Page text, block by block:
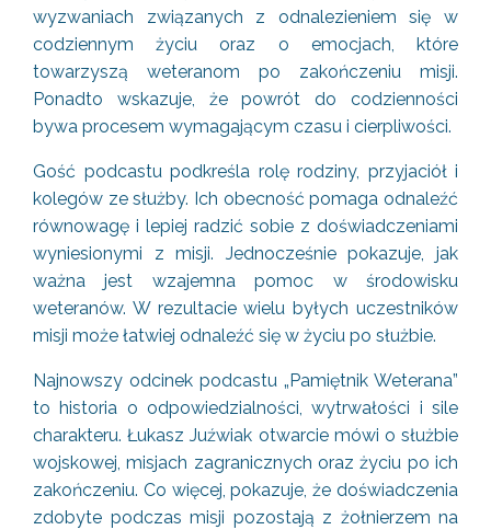
wyzwaniach związanych z odnalezieniem się w
codziennym życiu oraz o emocjach, które
towarzyszą weteranom po zakończeniu misji.
Ponadto wskazuje, że powrót do codzienności
bywa procesem wymagającym czasu i cierpliwości.
Gość podcastu podkreśla rolę rodziny, przyjaciół i
kolegów ze służby. Ich obecność pomaga odnaleźć
równowagę i lepiej radzić sobie z doświadczeniami
wyniesionymi z misji. Jednocześnie pokazuje, jak
ważna jest wzajemna pomoc w środowisku
weteranów. W rezultacie wielu byłych uczestników
misji może łatwiej odnaleźć się w życiu po służbie.
Najnowszy odcinek podcastu „Pamiętnik Weterana”
to historia o odpowiedzialności, wytrwałości i sile
charakteru. Łukasz Juźwiak otwarcie mówi o służbie
wojskowej, misjach zagranicznych oraz życiu po ich
zakończeniu. Co więcej, pokazuje, że doświadczenia
zdobyte podczas misji pozostają z żołnierzem na